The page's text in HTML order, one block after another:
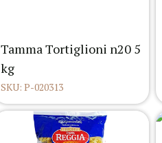
Tamma Tortiglioni n20 5
kg
SKU: P-020313